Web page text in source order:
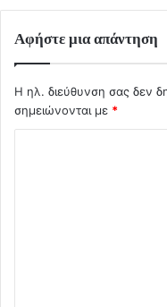
Αφήστε μια απάντηση
Η ηλ. διεύθυνση σας δεν
σημειώνονται με *